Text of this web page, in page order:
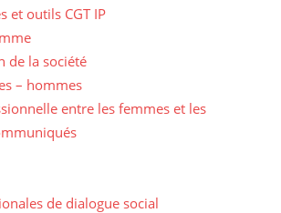
et outils CGT IP
de la société
– hommes
entre les femmes et les
de dialogue social